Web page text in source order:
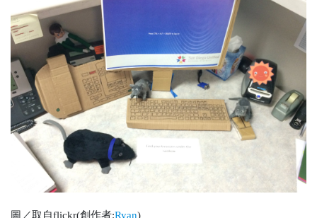
圖／取自flickr(創作者:Ryan)